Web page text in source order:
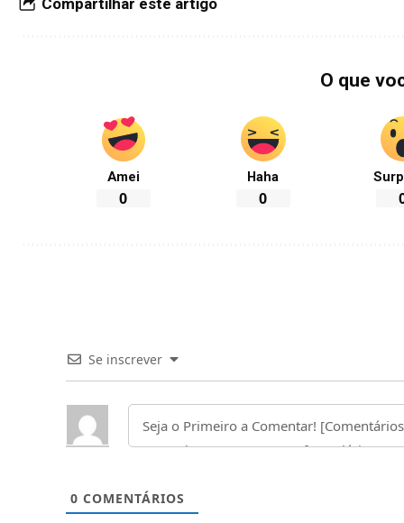
Compartilhar este artigo
O que
Amei
0
Haha
0
Se inscrever
0 COMENTÁRIOS